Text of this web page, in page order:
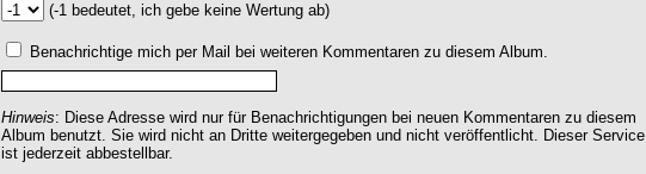
(-1 bedeutet, ich gebe keine Wertung ab)
Benachrichtige mich per Mail bei weiteren Kommentaren zu diesem Album.
Hinweis: Diese Adresse wird nur für Benachrichtigungen bei neuen Kommentaren zu diesem
Album benutzt. Sie wird nicht an Dritte weitergegeben und nicht veröffentlicht. Dieser Service
ist jederzeit abbestellbar.